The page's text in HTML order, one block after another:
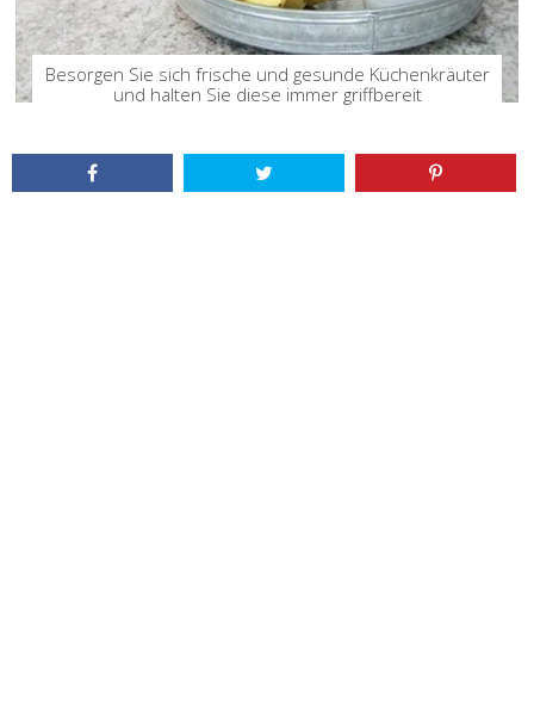
Besorgen Sie sich frische und gesunde Küchenkräuter
und halten Sie diese immer griffbereit